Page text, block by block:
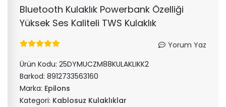
Bluetooth Kulaklık Powerbank Özelliği
Yüksek Ses Kaliteli TWS Kulaklık
Yorum Yaz
Ürün Kodu: 25DYMUCZM88KULAKLIKK2
Barkod: 8912733563160
Marka: Epilons
Kategori: Kablosuz Kulaklıklar